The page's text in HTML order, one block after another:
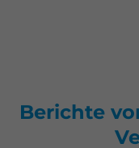
Berichte